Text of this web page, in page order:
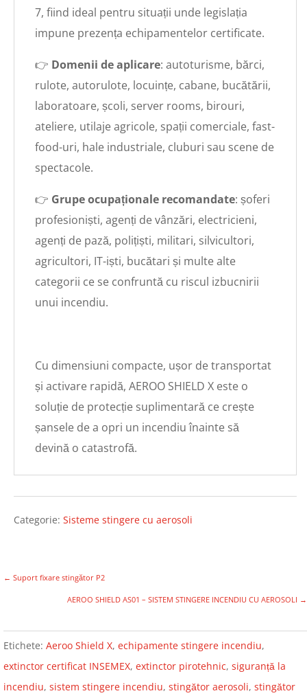
7, fiind ideal pentru situații unde legislația
impune prezența echipamentelor certificate.
👉 Domenii de aplicare: autoturisme, bărci,
rulote, autorulote, locuințe, cabane, bucătării,
laboratoare, școli, server rooms, birouri,
ateliere, utilaje agricole, spații comerciale, fast-
food-uri, hale industriale, cluburi sau scene de
spectacole.
👉 Grupe ocupaționale recomandate: șoferi
profesioniști, agenți de vânzări, electricieni,
agenți de pază, polițiști, militari, silvicultori,
agricultori, IT-iști, bucătari și multe alte
categorii ce se confruntă cu riscul izbucnirii
unui incendiu.
Cu dimensiuni compacte, ușor de transportat
și activare rapidă, AEROO SHIELD X este o
soluție de protecție suplimentară ce crește
șansele de a opri un incendiu înainte să
devină o catastrofă.
Categorie: Sisteme stingere cu aerosoli
← Suport fixare stingător P2
AEROO SHIELD AS01 – SISTEM STINGERE INCENDIU CU AEROSOLI →
Etichete: Aeroo Shield X, echipamente stingere incendiu,
extinctor certificat INSEMEX, extinctor pirotehnic, siguranță la
incendiu, sistem stingere incendiu, stingător aerosoli, stingător